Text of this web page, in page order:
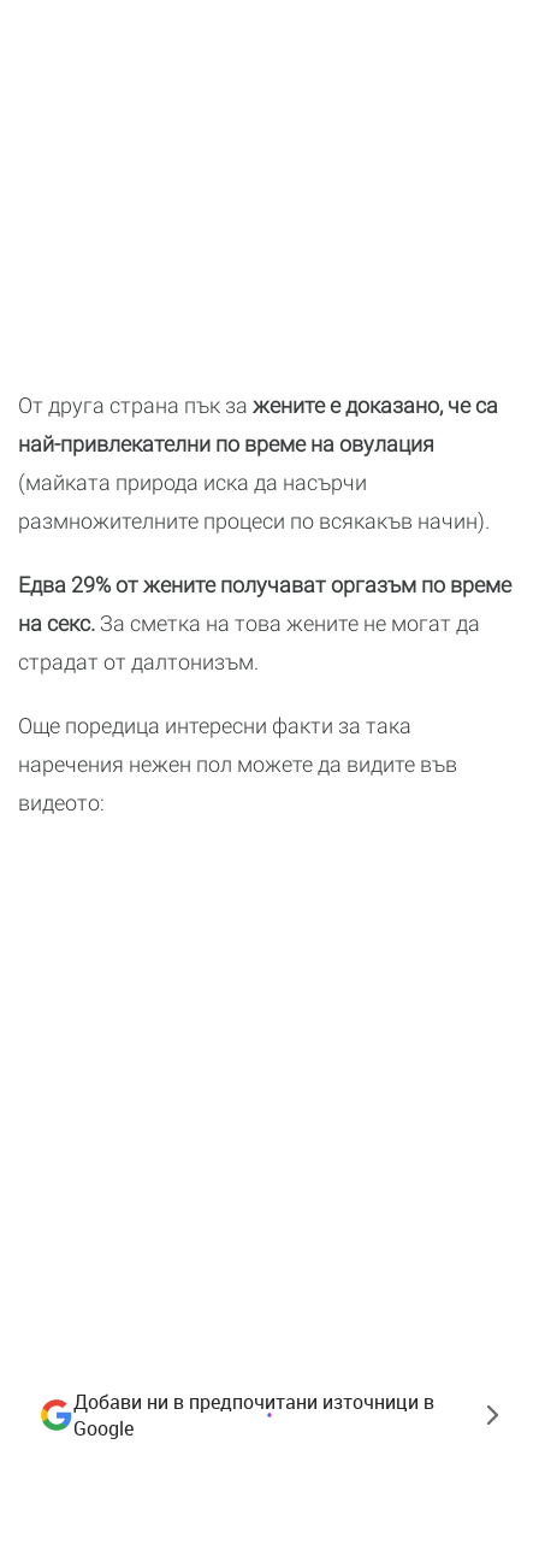
От друга страна пък за жените е доказано, че са
най-привлекателни по време на овулация
(майката природа иска да насърчи
размножителните процеси по всякакъв начин).
Едва 29% от жените получават оргазъм по време
на секс. За сметка на това жените не могат да
страдат от далтонизъм.
Още поредица интересни факти за така
наречения нежен пол можете да видите във
видеото:
Добави ни в предпочитани източници в
Google